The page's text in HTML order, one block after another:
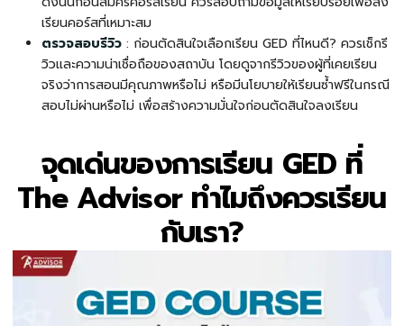
เรียนคอร์สที่เหมาะสม
ตรวจสอบรีวิว : ก่อนตัดสินใจเลือกเรียน GED ที่ไหนดี? ควรเช็กรี
วิวและความน่าเชื่อถือของสถาบัน โดยดูจากรีวิวของผู้ที่เคยเรียน
จริงว่าการสอนมีคุณภาพหรือไม่ หรือมีนโยบายให้เรียนซ้ำฟรีในกรณี
สอบไม่ผ่านหรือไม่ เพื่อสร้างความมั่นใจก่อนตัดสินใจลงเรียน
จุดเด่นของการเรียน GED ที่
The Advisor ทำไมถึงควรเรียน
กับเรา?